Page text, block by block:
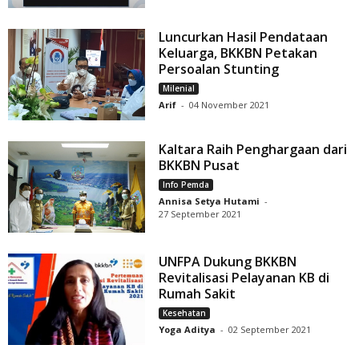
Luncurkan Hasil Pendataan
Keluarga, BKKBN Petakan
Persoalan Stunting
Milenial
Arif - 04 November 2021
Kaltara Raih Penghargaan dari
BKKBN Pusat
Info Pemda
Annisa Setya Hutami -
27 September 2021
UNFPA Dukung BKKBN
Revitalisasi Pelayanan KB di
Rumah Sakit
Kesehatan
Yoga Aditya - 02 September 2021